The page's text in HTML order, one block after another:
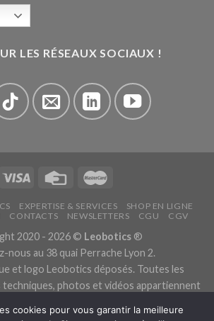
LES RÉSEAUX SOCIAUX !
EXPERTISE & SERVICES
SHOP EN LIGNE
CONTACTS NEWSLETTERS CGU CGV
2020 - 2026 © Leobotics ®
nous au 38 quai Perrache Lyon 2.
et logo Leobotics déposés. Toutes les
photos et vidéos appartiennent
automatiques, veuillez nous excuser pour
cookies pour vous garantir la meilleure